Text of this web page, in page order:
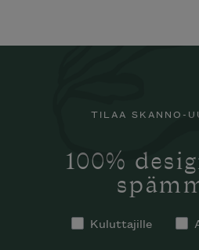
TILAA SKANNO-
100%
Kuluttajille